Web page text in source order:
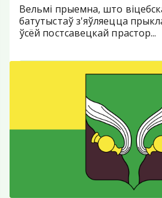
Вельмі прыемна, што
батутыстаў з'яўляецца
ўсёй постсавецкай прастор...